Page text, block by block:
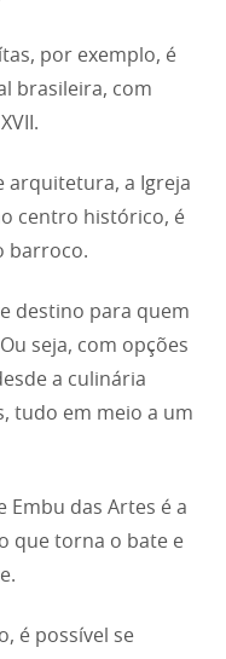
por exemplo, é
brasileira, com
arquitetura, a Igreja
centro histórico, é
barroco.
destino para quem
seja, com opções
a culinária
tudo em meio a um
das Artes é a
que torna o bate e
é possível se